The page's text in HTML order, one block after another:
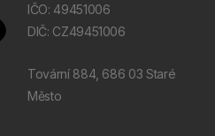
IČO: 49451006
DIČ: CZ49451006
Tovární 884, 686 03 Staré
Město